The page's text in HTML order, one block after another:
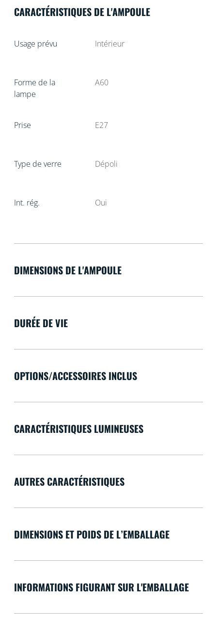
CARACTÉRISTIQUES DE L'AMPOULE
Usage prévu Intérieur
Forme de la
lampe
A60
Prise E27
Type de verre Dépoli
Int. rég. Oui
DIMENSIONS DE L'AMPOULE
DURÉE DE VIE
OPTIONS/ACCESSOIRES INCLUS
CARACTÉRISTIQUES LUMINEUSES
AUTRES CARACTÉRISTIQUES
DIMENSIONS ET POIDS DE L’EMBALLAGE
INFORMATIONS FIGURANT SUR L'EMBALLAGE